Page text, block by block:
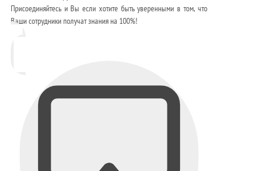
Присоединяйтесь и Вы если хотите быть уверенными в том, что
Ваши сотрудники получат знания на 100%!